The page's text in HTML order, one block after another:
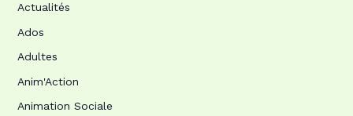
Actualités
Ados
Adultes
Anim'Action
Animation Sociale